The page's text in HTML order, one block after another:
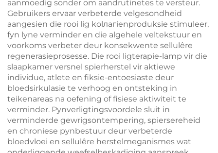
aanmoedig sonder om aandrutinetes te versteur.
Gebruikers ervaar verbeterde velgesondheid
aangesien die rooi lig kolлагienproduksie stimuleer,
fyn lyne verminder en die algehele veltekstuur en
voorkoms verbeter deur konsekwente sellulêre
regenerasieprosesse. Die rooi ligterapie-lamp vir die
slaapkamer versnel spierherstel vir aktiewe
individue, atlete en fiksie-entoesiaste deur
bloedsirkulasie te verhoog en ontsteking in
teikenareas na oefening of fisiese aktiwiteit te
verminder. Pynverligtingsvoordele sluit in
verminderde gewrigsontempering, spiersereheid
en chroniese pynbestuur deur verbeterde
bloedvloei en sellulêre herstelmeganismes wat